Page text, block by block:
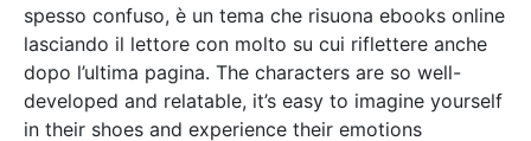
spesso confuso, è un tema che risuona ebooks online
lasciando il lettore con molto su cui riflettere anche
dopo l’ultima pagina. The characters are so well-
developed and relatable, it’s easy to imagine yourself
in their shoes and experience their emotions